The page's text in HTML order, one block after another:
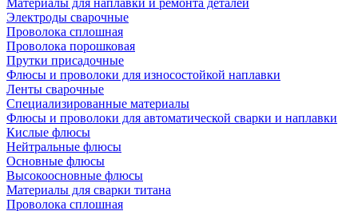
Материалы для наплавки и ремонта деталей
Электроды сварочные
Проволока сплошная
Проволока порошковая
Прутки присадочные
Флюсы и проволоки для износостойкой наплавки
Ленты сварочные
Специализированные материалы
Флюсы и проволоки для автоматической сварки и наплавки
Кислые флюсы
Нейтральные флюсы
Основные флюсы
Высокоосновные флюсы
Материалы для сварки титана
Проволока сплошная